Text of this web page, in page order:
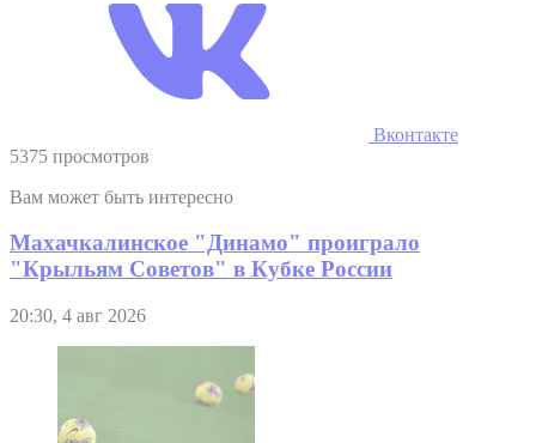
Вконтакте
5375 просмотров
Вам может быть интересно
Махачкалинское "Динамо" проиграло
"Крыльям Советов" в Кубке России
20:30, 4 авг 2026